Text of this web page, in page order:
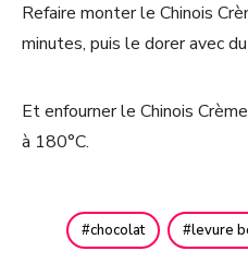
Refaire monter le Chinois
minutes, puis le dorer avec
Et enfourner le Chinois
à 180°C.
chocolat levure